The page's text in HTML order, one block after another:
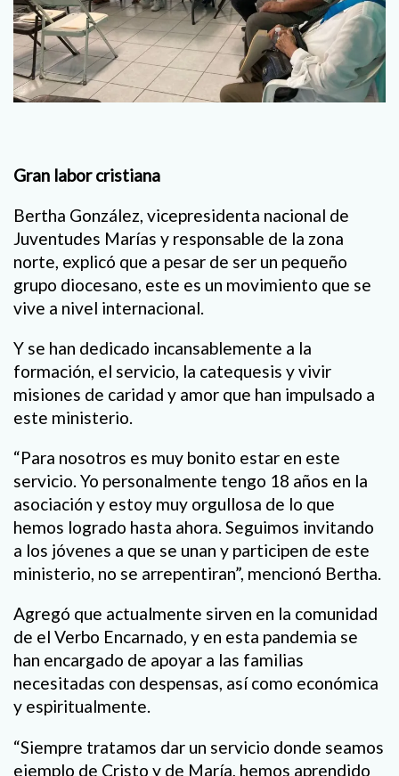
Gran labor cristiana
Bertha González, vicepresidenta nacional de
Juventudes Marías y responsable de la zona
norte, explicó que a pesar de ser un pequeño
grupo diocesano, este es un movimiento que se
vive a nivel internacional.
Y se han dedicado incansablemente a la
formación, el servicio, la catequesis y vivir
misiones de caridad y amor que han impulsado a
este ministerio.
“Para nosotros es muy bonito estar en este
servicio. Yo personalmente tengo 18 años en la
asociación y estoy muy orgullosa de lo que
hemos logrado hasta ahora. Seguimos invitando
a los jóvenes a que se unan y participen de este
ministerio, no se arrepentiran”, mencionó Bertha.
Agregó que actualmente sirven en la comunidad
de el Verbo Encarnado, y en esta pandemia se
han encargado de apoyar a las familias
necesitadas con despensas, así como económica
y espiritualmente.
“Siempre tratamos dar un servicio donde seamos
ejemplo de Cristo y de María, hemos aprendido